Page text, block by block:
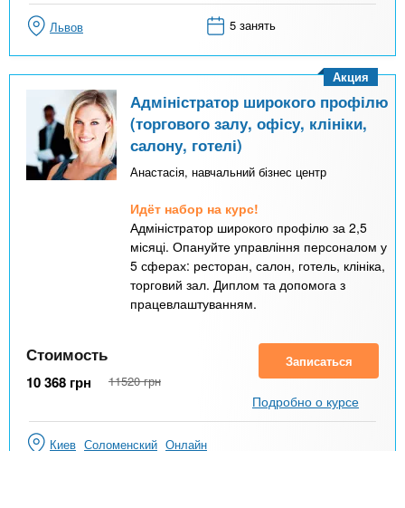
Львов 5 занять
Адміністратор широкого профілю
(торгового залу, офісу, клініки,
салону, готелі)
Анастасія, навчальний бізнес центр
Идёт набор на курс!
Адміністратор широкого профілю за 2,5
місяці. Опануйте управління персоналом у
5 сферах: ресторан, салон, готель, клініка,
торговий зал. Диплом та допомога з
працевлаштуванням.
Акция
Стоимость
10 368 грн 11520 грн
Записаться
Подробно о курсе
Киев Соломенский Онлайн